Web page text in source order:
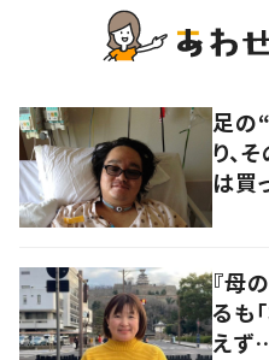
足の
り、
は買
聞い
『母
るも
えず